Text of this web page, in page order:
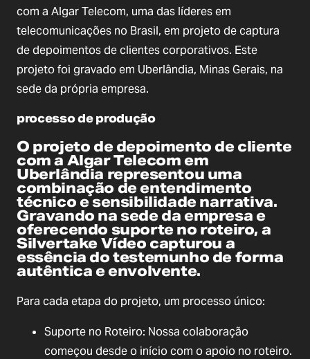
com a Algar Telecom, uma das líderes em
telecomunicações no Brasil, em projeto de captura
de depoimentos de clientes corporativos. Este
projeto foi gravado em Uberlândia, Minas Gerais, na
sede da própria empresa.
processo de produção
O projeto de depoimento de cliente
com a Algar Telecom em
Uberlândia representou uma
combinação de entendimento
técnico e sensibilidade narrativa.
Gravando na sede da empresa e
oferecendo suporte no roteiro, a
Silvertake Vídeo capturou a
essência do testemunho de forma
autêntica e envolvente.
Para cada etapa do projeto, um processo único:
Suporte no Roteiro: Nossa colaboração
começou desde o início com o apoio no roteiro.